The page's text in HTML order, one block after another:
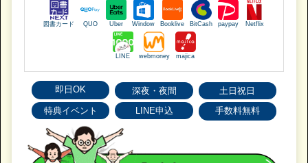
図書カード QUO Uber Window Booklive BitCash paypay Netflix
LINE webmoney majica
即日OK 深夜・夜間
土日祝日
特典イベント
LINE申込 手数料無料